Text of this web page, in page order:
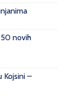
novih
Kojsini –